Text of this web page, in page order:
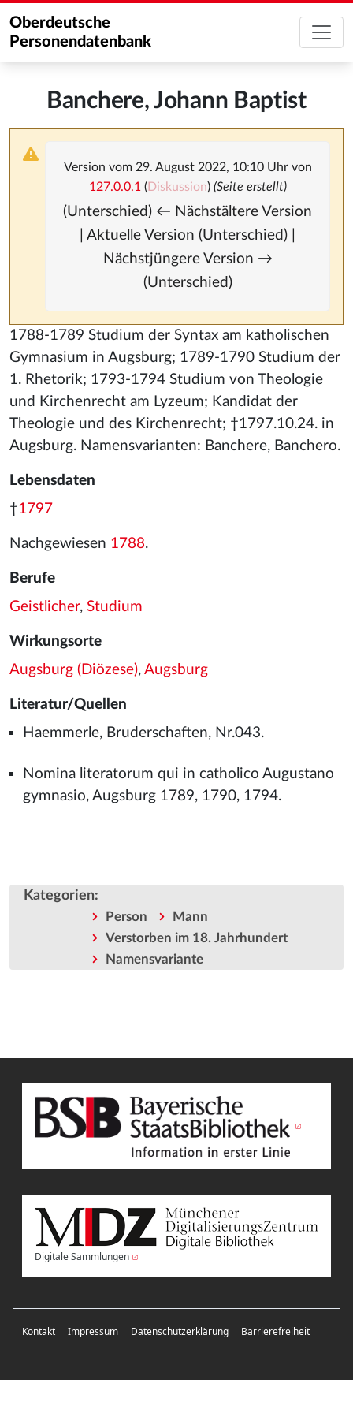
Oberdeutsche
Personendatenbank
Banchere, Johann Baptist
Version vom 29. August 2022, 10:10 Uhr von
127.0.0.1 (Diskussion) (Seite erstellt)
(Unterschied) ← Nächstältere Version
| Aktuelle Version (Unterschied) |
Nächstjüngere Version →
(Unterschied)
1788-1789 Studium der Syntax am katholischen
Gymnasium in Augsburg; 1789-1790 Studium der
1. Rhetorik; 1793-1794 Studium von Theologie
und Kirchenrecht am Lyzeum; Kandidat der
Theologie und des Kirchenrecht; †1797.10.24. in
Augsburg. Namensvarianten: Banchere, Banchero.
Lebensdaten
†1797
Nachgewiesen 1788.
Berufe
Geistlicher, Studium
Wirkungsorte
Augsburg (Diözese), Augsburg
Literatur/Quellen
Haemmerle, Bruderschaften, Nr.043.
Nomina literatorum qui in catholico Augustano
gymnasio, Augsburg 1789, 1790, 1794.
Kategorien:
Person
Mann
Verstorben im 18. Jahrhundert
Namensvariante
Digitale Sammlungen
Kontakt Impressum Datenschutzerklärung Barrierefreiheit